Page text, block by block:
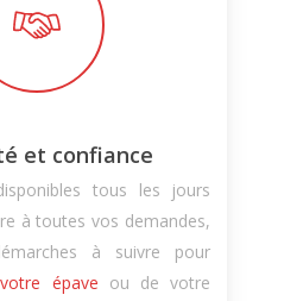
et confiance
tous les jours
à toutes vos demandes,
à suivre pour
épave ou de votre